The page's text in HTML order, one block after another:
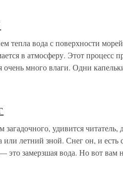
тепла вода с поверхности
в атмосферу. Этот процесс
очень много влаги. Одни
удивится читатель,
или летний зной. Снег он, и
замерзшая вода. Но вот вам